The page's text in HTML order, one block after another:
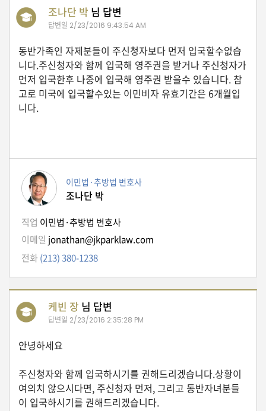
육
미/
조나단 박 님 답변
답변일 2/23/2016 9:43:54 AM
동반가족인 자제분들이 주신청자보다 먼저 입국할수없습
니다.주신청자와 함께 입국해 영주권을 받거나 주신청자가
먼저 입국한후 나중에 입국해 영주권 받을수 있습니다. 참
고로 미국에 입국할수있는 이민비자 유효기간은 6개월입
니다.
이민법·추방법 변호사
조나단 박
직업 이민법·추방법 변호사
이메일 jonathan@jkparklaw.com
전화 (213) 380-1238
케빈 장 님 답변
답변일 2/23/2016 2:35:28 PM
안녕하세요
주신청자와 함께 입국하시기를 권해드리겠습니다.상황이
여의치 않으시다면, 주신청자 먼저, 그리고 동반자녀분들
이 입국하시기를 권해드리겠습니다.